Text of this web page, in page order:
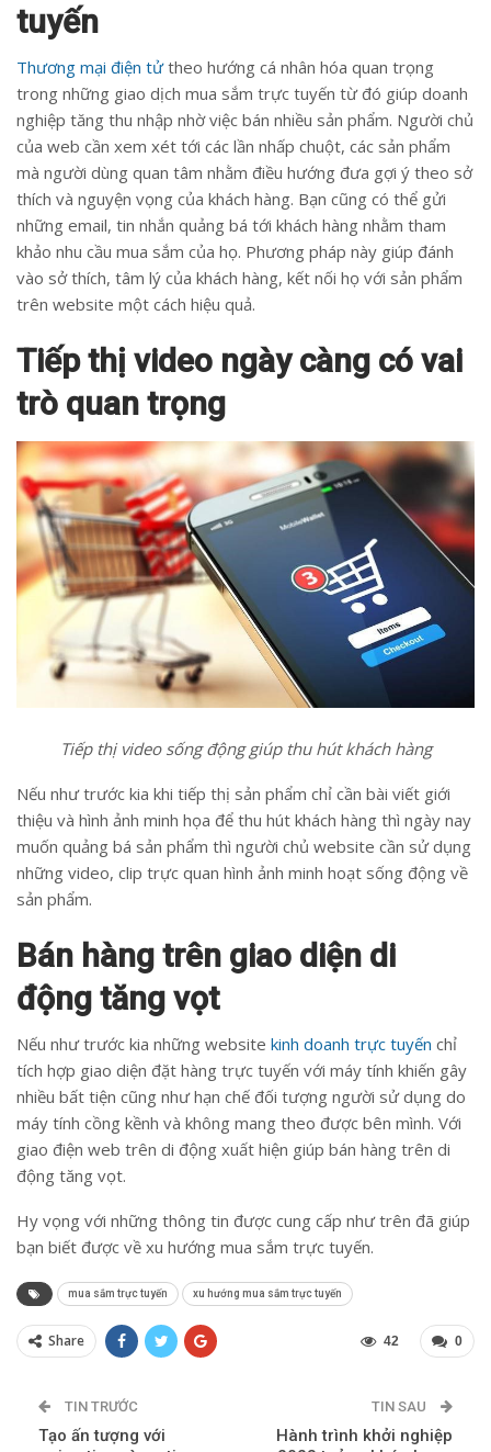
tuyến
Thương mại điện tửtheo hướng cá nhân hóa quan trọng
trong những giao dịch mua sắm trực tuyến từ đó giúp doanh
nghiệp tăng thu nhập nhờ việc bán nhiều sản phẩm. Người chủ
của web cần xem xét tới các lần nhấp chuột, các sản phẩm
mà người dùng quan tâm nhằm điều hướng đưa gợi ý theo sở
thích và nguyện vọng của khách hàng. Bạn cũng có thể gửi
những email, tin nhắn quảng bá tới khách hàng nhằm tham
khảo nhu cầu mua sắm của họ. Phương pháp này giúp đánh
vào sở thích, tâm lý của khách hàng, kết nối họ với sản phẩm
trên website một cách hiệu quả.
Tiếp thị video ngày càng có vai
trò quan trọng
Tiếp thị video sống động giúp thu hút khách hàng
Nếu như trước kia khi tiếp thị sản phẩm chỉ cần bài viết giới
thiệu và hình ảnh minh họa để thu hút khách hàng thì ngày nay
muốn quảng bá sản phẩm thì người chủ website cần sử dụng
những video, clip trực quan hình ảnh minh hoạt sống động về
sản phẩm.
Bán hàng trên giao diện di
động tăng vọt
Nếu như trước kia những website kinh doanh trực tuyến chỉ
tích hợp giao diện đặt hàng trực tuyến với máy tính khiến gây
nhiều bất tiện cũng như hạn chế đối tượng người sử dụng do
máy tính cồng kềnh và không mang theo được bên mình. Với
giao điện web trên di động xuất hiện giúp bán hàng trên di
động tăng vọt.
Hy vọng với những thông tin được cung cấp như trên đã giúp
bạn biết được về xu hướng mua sắm trực tuyến.
mua sắm trực tuyến xu hướng mua sắm trực tuyến
Share 0
42
TIN TRƯỚC
Tạo ấn tượng với
TIN SAU
Hành trình khởi nghiệp